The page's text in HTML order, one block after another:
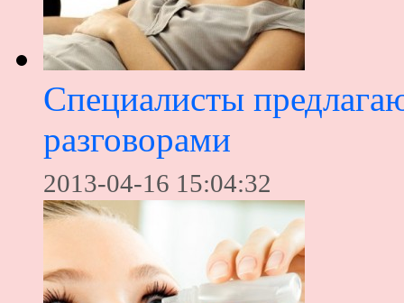
Специалисты
разговорами
2013-04-16 15:04:32